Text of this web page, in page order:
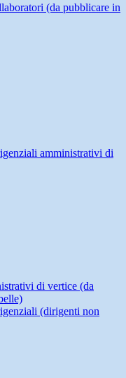
(da pubblicare in
amministrativi di
di vertice (da
(dirigenti non